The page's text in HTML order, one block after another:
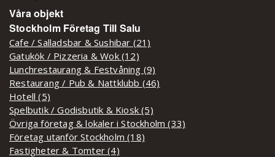
Våra objekt
Stockholm Företag Till Salu
Cafe / Salladsbar & Sushibar (21)
Gatukök / Pizzeria & Wok (12)
Lunchrestaurang & Festvåning (9)
Restaurang / Pub & Nattklubb (46)
Hotell (5)
Spelbutik / Godisbutik & Kiosk (5)
Övriga företag & lokaler i Stockholm (33)
Företag utanför Stockholm (18)
Fastigheter & Tomter (4)